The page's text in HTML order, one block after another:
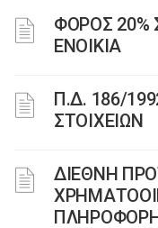
ΦΟΡΟΣ
ΕΝΟΙΚΙΑ
Π.Δ. 186/
ΣΤΟΙΧΕΙΩΝ
ΔΙΕΘΝΗ